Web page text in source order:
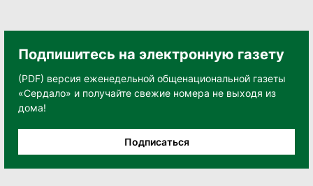
Подпишитесь на электронную газету
(PDF) версия еженедельной общенациональной газеты
«Сердало» и получайте свежие номера не выходя из
дома!
Подписаться